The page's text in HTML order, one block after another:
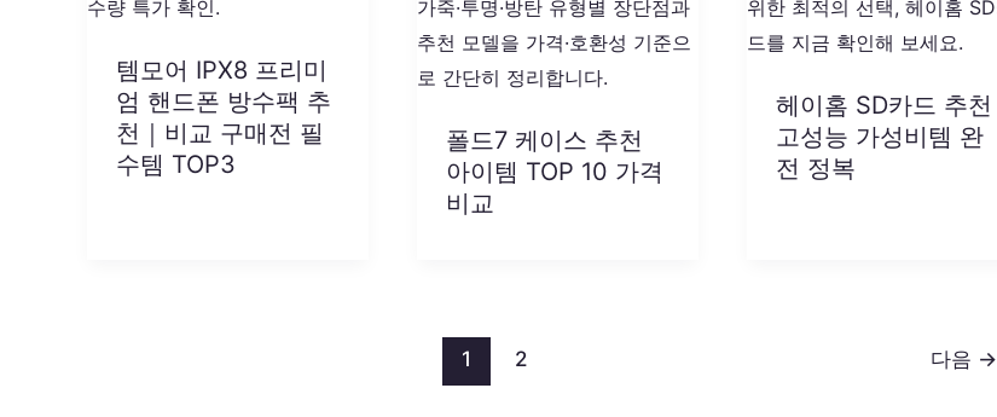
템모어 IPX8 프리미
엄 핸드폰 방수팩 추
천｜비교 구매전 필
수템 TOP3
폴드7 케이스 추천
아이템 TOP 10 가격
비교
헤이홈 SD카드 추천
고성능 가성비템 완
전 정복
1 2 다음 →